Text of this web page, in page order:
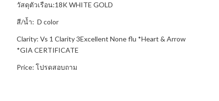
วัสดุตัวเรือน:18K WHITE GOLD
สี/น้ำ: D color
Clarity: Vs 1 Clarity 3Excellent None flu *Heart & Arrow
*GIA CERTIFICATE
Price: โปรดสอบถาม